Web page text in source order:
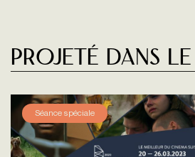
Projeté dans
Séance spéciale